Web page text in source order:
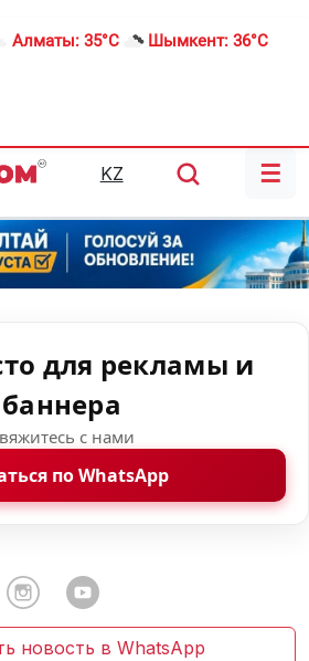
Алматы: 35°C Шымкент: 36°C
KZ ☰
для рекламы и
баннера
с нами
по WhatsApp
новость в WhatsApp